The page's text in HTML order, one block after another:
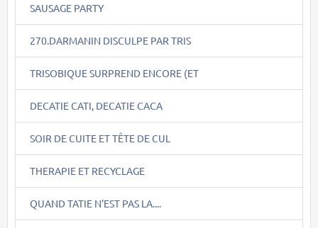
SAUSAGE PARTY
270.DARMANIN DISCULPE PAR TRIS
TRISOBIQUE SURPREND ENCORE (ET
DECATIE CATI, DECATIE CACA
SOIR DE CUITE ET TÊTE DE CUL
THERAPIE ET RECYCLAGE
QUAND TATIE N'EST PAS LA....